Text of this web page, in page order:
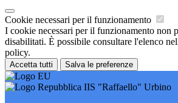
Cookie necessari per il funzionamento
I cookie necessari per il funzionamento non
disabilitati. È possibile consultare l'elenco
policy.
Accetta tutti Salva le preferenze
IIS "Raffaello" Urbino